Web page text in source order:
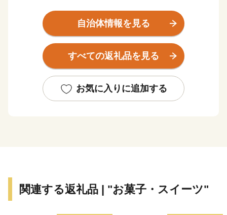
市です。
夏は30℃を越え、冬は-20℃を下回る夏と冬の寒暖の差
の激しい内陸性気候であり、降雪量は約7mと北海道内
でも有数の豪雪地帯です。
滝川市の自慢は、日本有数の作付面積を誇る菜の花畑。
開花時の5月下旬～6月上旬には市内に菜の花の黄色いじ
自治体情報を見る
すべての返礼品を見る
お気に入りに追加する
関連する返礼品 | "お菓子・スイーツ"